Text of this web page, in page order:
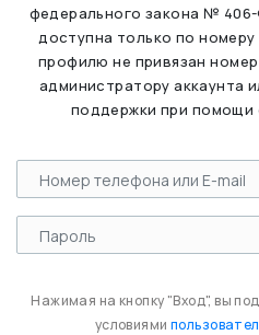
федерального закона №
доступна только по
профилю не привязан
администратору аккаунта
поддержки при помощи
Нажимая на кнопку "Вход", вы
условиями